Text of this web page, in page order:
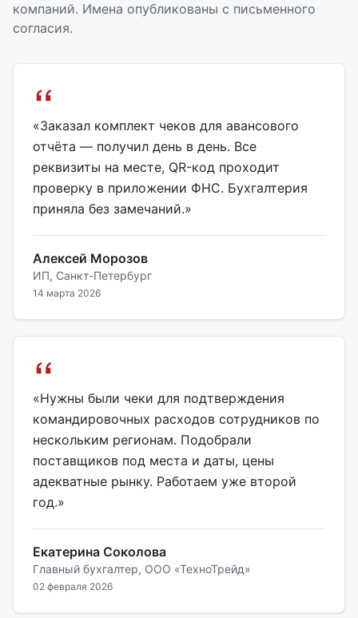
компаний. Имена опубликованы с письменного
согласия.
«Заказал комплект чеков для авансового
отчёта — получил день в день. Все
реквизиты на месте, QR-код проходит
проверку в приложении ФНС. Бухгалтерия
приняла без замечаний.»
Алексей Морозов
ИП, Санкт-Петербург
14 марта 2026
«Нужны были чеки для подтверждения
командировочных расходов сотрудников по
нескольким регионам. Подобрали
поставщиков под места и даты, цены
адекватные рынку. Работаем уже второй
год.»
Екатерина Соколова
Главный бухгалтер, ООО «ТехноТрейд»
02 февраля 2026